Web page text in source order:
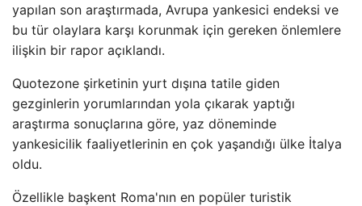
yapılan son araştırmada, Avrupa yankesici endeksi ve
bu tür olaylara karşı korunmak için gereken önlemlere
ilişkin bir rapor açıklandı.
Quotezone şirketinin yurt dışına tatile giden
gezginlerin yorumlarından yola çıkarak yaptığı
araştırma sonuçlarına göre, yaz döneminde
yankesicilik faaliyetlerinin en çok yaşandığı ülke İtalya
oldu.
Özellikle başkent Roma'nın en popüler turistik